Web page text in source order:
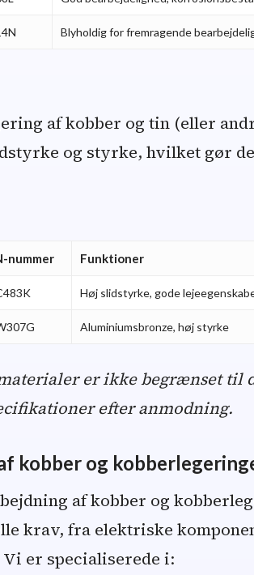
Blyholdig for fremragende
af kobber og tin (eller
og styrke, hvilket gør
nummer Funktioner
Høj slidstyrke, gode
Aluminiumsbronze, høj styrke
er ikke begrænset til
efter anmodning.
kobber og
af kobber og
krav, fra elektriske
er specialiserede i: